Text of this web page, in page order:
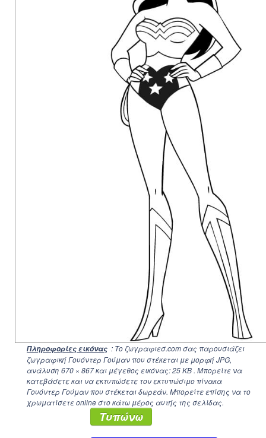
Πληροφορίες εικόνας : Το ζωγραφιεσ.com σας παρουσιάζει
ζωγραφική Γουόντερ Γούμαν που στέκεται με μορφή JPG,
ανάλυση 670 × 867και μέγεθος εικόνας: 25 KB . Μπορείτε να
κατεβάσετε και να εκτυπώσετε τον εκτυπώσιμο πίνακα
Γουόντερ Γούμαν που στέκεται δωρεάν. Μπορείτε επίσης να το
χρωματίσετε online στο κάτω μέρος αυτής της σελίδας.
Τυπώνω